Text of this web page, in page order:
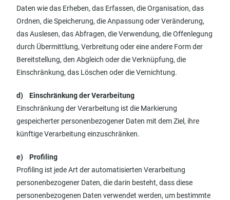
Daten wie das Erheben, das Erfassen, die Organisation, das
Ordnen, die Speicherung, die Anpassung oder Veränderung,
das Auslesen, das Abfragen, die Verwendung, die Offenlegung
durch Übermittlung, Verbreitung oder eine andere Form der
Bereitstellung, den Abgleich oder die Verknüpfung, die
Einschränkung, das Löschen oder die Vernichtung.
d) Einschränkung der Verarbeitung
Einschränkung der Verarbeitung ist die Markierung
gespeicherter personenbezogener Daten mit dem Ziel, ihre
künftige Verarbeitung einzuschränken.
e) Profiling
Profiling ist jede Art der automatisierten Verarbeitung
personenbezogener Daten, die darin besteht, dass diese
personenbezogenen Daten verwendet werden, um bestimmte